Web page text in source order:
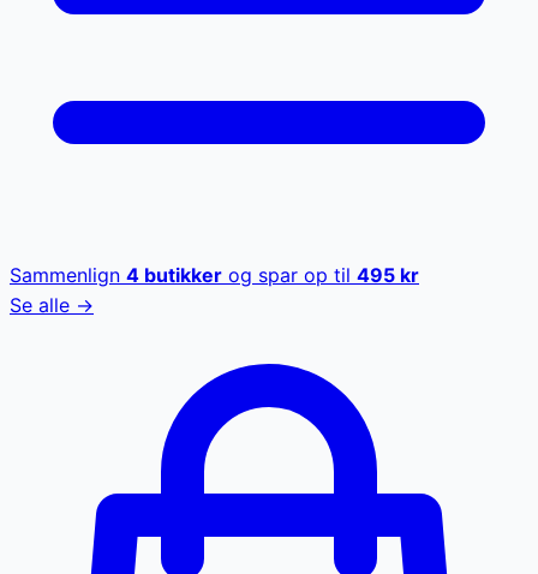
Sammenlign 4 butikker og spar op til 495 kr
Se alle →